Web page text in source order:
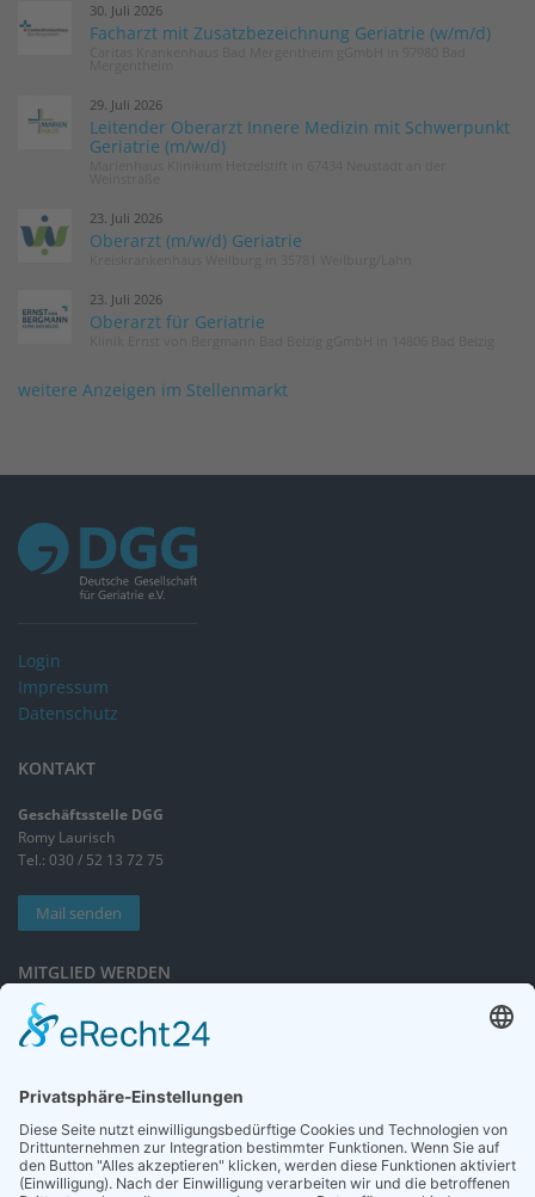
30. Juli 2026
Facharzt mit Zusatzbezeichnung Geriatrie (w/m/d)
29. Juli 2026
Leitender Oberarzt Innere Medizin mit Schwerpunkt
Geriatrie (m/w/d)
23. Juli 2026
Oberarzt (m/w/d) Geriatrie
23. Juli 2026
Oberarzt für Geriatrie
weitere Anzeigen im Stellenmarkt
Login
Impressum
Datenschutz
KONTAKT
Geschäftsstelle DGG
Romy Laurisch
Tel.: 030 / 52 13 72 75
Mail senden
MITGLIED WERDEN
Sieben gute Gründe
für Ihre Mitgliedschaft
NEWSLETTER